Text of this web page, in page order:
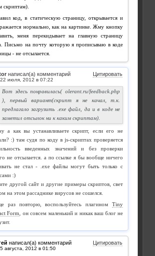
скриптам).
код, в статическую страницу, открывается и
нормально, как на картинке. Жму кнопку
меня перекидывает на главную страницу
Письмо на почту которую я прописываю в коде
- не отсылается.
написал(а) комментарий Цитировать
Вот здесь понравилась( olerant.ru/feedback.php
), первый вариант(скрипт я не качал, т.к.
предлагало загрузить .exe файл, да и в коде не
заметил отсылок ни к каким скриптам).
а как вы устанавливаете скрипт, если его не
:) там судя по коду в js-скриптах проверяется
введенных значений и без проверки
не отсылается. а по ссылке я бы вообще ничего
не стал - .exe файлы могут быть только с
:)
другой сайт и другие примеры скриптов, свет
на этом рассаднике вирусов не сошелся.
раз повторю, воспользуйтесь плагином Tiny
Form
, он совсем маленький и никак ваш блог не
написал(а) комментарий Цитировать